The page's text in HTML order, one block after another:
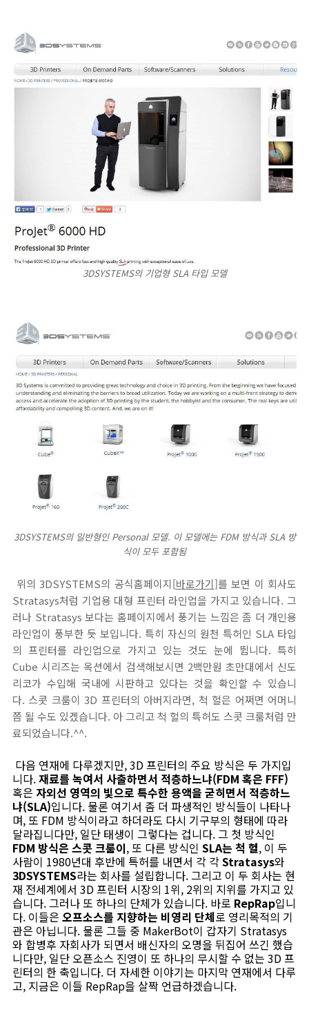
3DSYSTEMS의 기업형 SLA 타입 모델
3DSYSTEMS의 일반형인 Personal 모델. 이 모델에는 FDM 방식과 SLA 방
식이 모두 포함됨
위의 3DSYSTEMS의 공식홈페이지[바로가기]를 보면 이 회사도
Stratasys처럼 기업용 대형 프린터 라인업을 가지고 있습니다. 그
러나 Stratasys 보다는 홈페이지에서 풍기는 느낌은 좀 더 개인용
라인업이 풍부한 듯 보입니다. 특히 자신의 원천 특허인 SLA 타입
의 프린터를 라인업으로 가지고 있는 것도 눈에 뜁니다. 특히
Cube 시리즈는 옥션에서 검색해보시면 2백만원 초만대에서 신도
리코가 수입해 국내에 시판하고 있다는 것을 확인할 수 있습니
다. 스콧 크룸이 3D 프린터의 아버지라면, 척 헐은 어쩌면 어머니
쯤 될 수도 있겠습니다. 아 그리고 척 헐의 특허도 스콧 크룸처럼 만
료되었습니다.^^.
다음 연재에 다루겠지만, 3D 프린터의 주요 방식은 두 가지입
니다.재료를 녹여서 사출하면서 적층하느냐(FDM 혹은 FFF)
혹은 자외선 영역의 빛으로 특수한 용액을 굳히면서 적층하느
냐(SLA)입니다. 물론 여기서 좀 더 파생적인 방식들이 나타나
며, 또 FDM 방식이라고 하더라도 다시 기구부의 형태에 따라
달라집니다만, 일단 태생이 그렇다는 겁니다. 그 첫 방식인
FDM 방식은 스콧 크룸이, 또 다른 방식인 SLA는 척 헐, 이 두
사람이 1980년대 후반에 특허를 내면서 각 각Stratasys와
3DSYSTEMS라는 회사를 설립합니다. 그리고 이 두 회사는 현
재 전세계에서 3D 프린터 시장의 1위, 2위의 지위를 가지고 있
습니다. 그러나 또 하나의 단체가 있습니다. 바로 RepRap입니
다. 이들은 오프소스를 지향하는 비영리 단체로 영리목적의 기
관은 아닙니다. 물론 그들 중 MakerBot이 갑자기 Stratasys
와 합병후 자회사가 되면서 배신자의 오명을 뒤집어 쓰긴 했습
니다만, 일단 오픈소스 진영이 또 하나의 무시할 수 없는 3D 프
린터의 한 축입니다. 더 자세한 이야기는 마지막 연재에서 다루
고, 지금은 이들 RepRap을 살짝 언급하겠습니다.